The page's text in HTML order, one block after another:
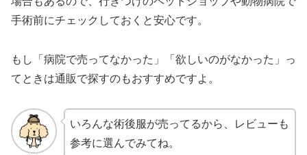
手術前にチェックしておくと安心です。
もし「病院で売ってなかった」「欲しいのがなかった」っ
てときは通販で探すのもおすすめですよ。
いろんな術後服が売ってるから、レビューも
参考に選んでみてね。